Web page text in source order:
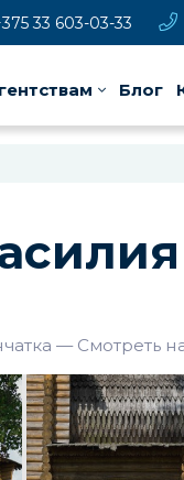
33 603-03-33
Блог
— Смотреть